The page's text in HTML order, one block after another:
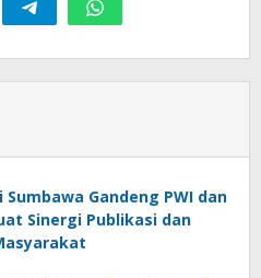
Sumbawa Gandeng PWI dan
Sinergi Publikasi dan